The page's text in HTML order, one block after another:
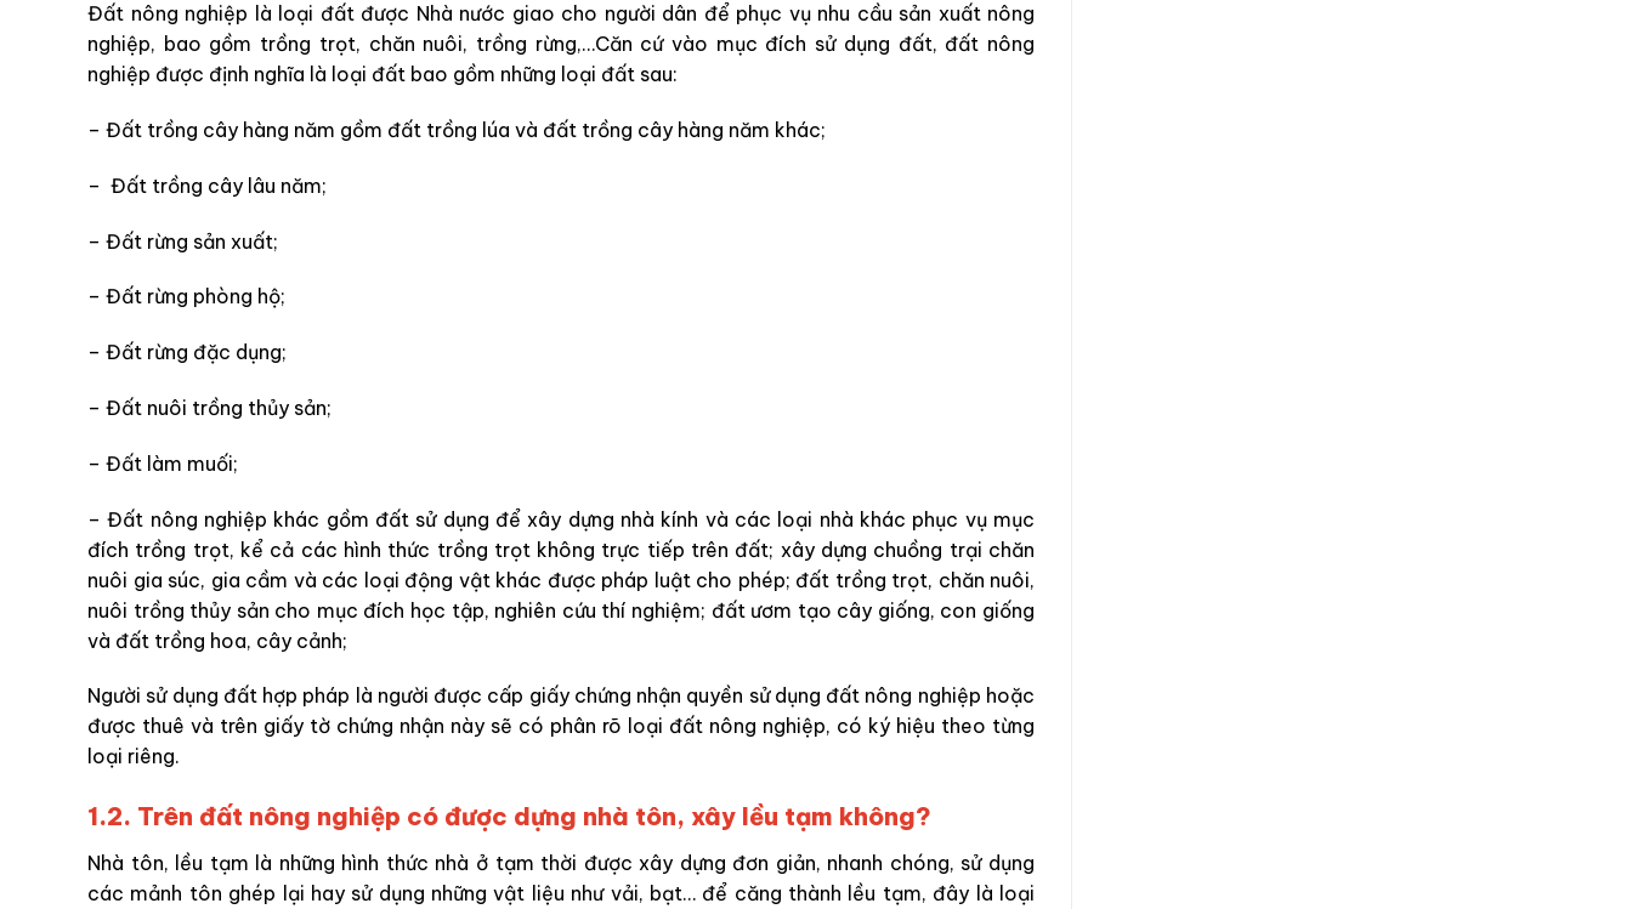
Đất nông nghiệp là loại đất được Nhà nước giao cho người dân để phục vụ nhu cầu sản xuất nông
nghiệp, bao gồm trồng trọt, chăn nuôi, trồng rừng,…Căn cứ vào mục đích sử dụng đất, đất nông
nghiệp được định nghĩa là loại đất bao gồm những loại đất sau:
– Đất trồng cây hàng năm gồm đất trồng lúa và đất trồng cây hàng năm khác;
– Đất trồng cây lâu năm;
– Đất rừng sản xuất;
– Đất rừng phòng hộ;
– Đất rừng đặc dụng;
– Đất nuôi trồng thủy sản;
– Đất làm muối;
– Đất nông nghiệp khác gồm đất sử dụng để xây dựng nhà kính và các loại nhà khác phục vụ mục
đích trồng trọt, kể cả các hình thức trồng trọt không trực tiếp trên đất; xây dựng chuồng trại chăn
nuôi gia súc, gia cầm và các loại động vật khác được pháp luật cho phép; đất trồng trọt, chăn nuôi,
nuôi trồng thủy sản cho mục đích học tập, nghiên cứu thí nghiệm; đất ươm tạo cây giống, con giống
và đất trồng hoa, cây cảnh;
Người sử dụng đất hợp pháp là người được cấp giấy chứng nhận quyền sử dụng đất nông nghiệp hoặc
được thuê và trên giấy tờ chứng nhận này sẽ có phân rõ loại đất nông nghiệp, có ký hiệu theo từng
loại riêng.
1.2. Trên đất nông nghiệp có được dựng nhà tôn, xây lều tạm không?
Nhà tôn, lều tạm là những hình thức nhà ở tạm thời được xây dựng đơn giản, nhanh chóng, sử dụng
các mảnh tôn ghép lại hay sử dụng những vật liệu như vải, bạt… để căng thành lều tạm, đây là loại